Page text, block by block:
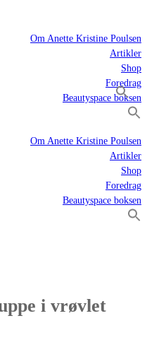
Om Anette Kristine Poulsen
Artikler
Shop
Foredrag
Beautyspace boksen
Om Anette Kristine Poulsen
Artikler
Shop
Foredrag
Beautyspace boksen
i vrøvlet